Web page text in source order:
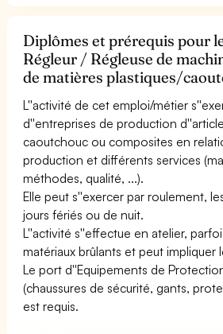
Diplômes et prérequis pour
Régleur / Régleuse de
de matières plastiques/
L''activité de cet emploi/métier
d''entreprises de production
caoutchouc ou composites en
production et différents services
méthodes, qualité, ...).
Elle peut s''exercer par roulement,
jours fériés ou de nuit.
L''activité s''effectue en atelier,
matériaux brûlants et peut impliquer
Le port d''Equipements de
(chaussures de sécurité, gants,
est requis.